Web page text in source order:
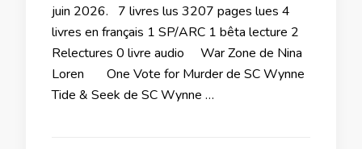
juin 2026. 7 livres lus 3207 pages lues 4
livres en français 1 SP/ARC 1 bêta lecture 2
Relectures 0 livre audio War Zone de Nina
Loren One Vote for Murder de SC Wynne
Tide & Seek de SC Wynne …